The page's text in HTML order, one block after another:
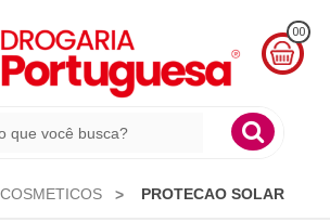
00
R$
0,00
PROTECAO SOLAR